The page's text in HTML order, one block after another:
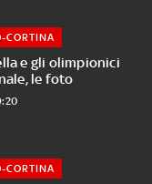
e gli olimpionici
le foto
CORTINA
CORTINA